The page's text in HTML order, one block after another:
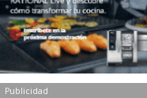
Publicidad